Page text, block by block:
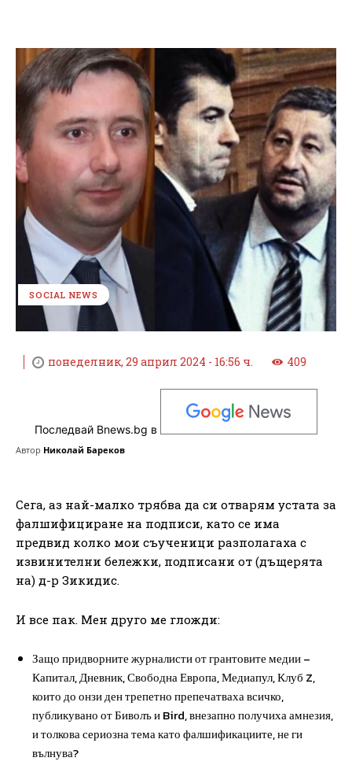
SOCIAL NEWS
понеделник, 29 април 2024 - 16:56 ч. 409
Последвай Bnews.bg в
Автор Николай Бареков
Сега, аз най-малко трябва да си отварям устата за
фалшифициране на подписи, като се има
предвид колко мои съученици разполагаха с
извинителни бележки, подписани от (дъщерята
на) д-р Зикидис.
И все пак. Мен друго ме гложди:
Защо придворните журналисти от грантовите медии –
Капитал, Дневник, Свободна Европа, Медиапул, Клуб Z,
които до онзи ден трепетно препечатваха всичко,
публикувано от Биволъ и Bird, внезапно получиха амнезия,
и толкова сериозна тема като фалшификациите, не ги
вълнува?